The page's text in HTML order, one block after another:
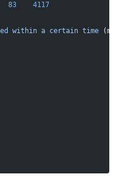
83
    4117
within a certain time